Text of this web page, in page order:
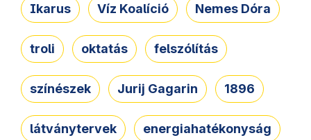
Ikarus Víz Koalíció Nemes Dóra
troli oktatás felszólítás
színészek Jurij Gagarin 1896
látványtervek energiahatékonyság